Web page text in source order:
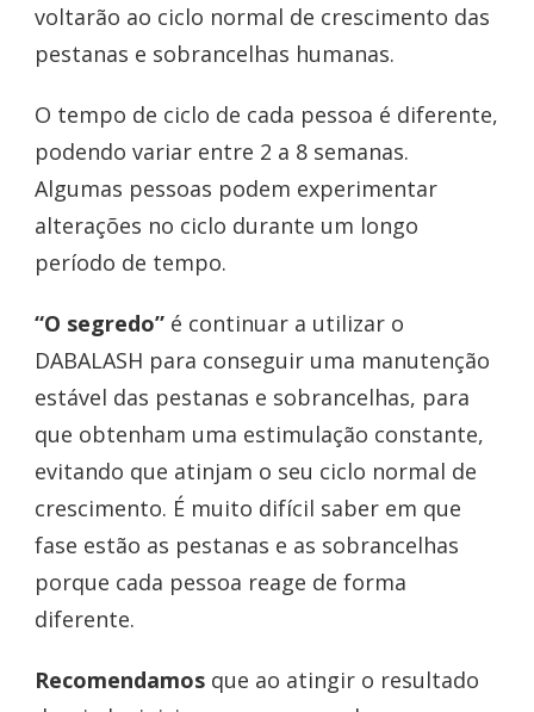
voltarão ao ciclo normal de crescimento das
pestanas e sobrancelhas humanas.
O tempo de ciclo de cada pessoa é diferente,
podendo variar entre 2 a 8 semanas.
Algumas pessoas podem experimentar
alterações no ciclo durante um longo
período de tempo.
“O segredo” é continuar a utilizar o
DABALASH para conseguir uma manutenção
estável das pestanas e sobrancelhas, para
que obtenham uma estimulação constante,
evitando que atinjam o seu ciclo normal de
crescimento. É muito difícil saber em que
fase estão as pestanas e as sobrancelhas
porque cada pessoa reage de forma
diferente.
Recomendamos que ao atingir o resultado